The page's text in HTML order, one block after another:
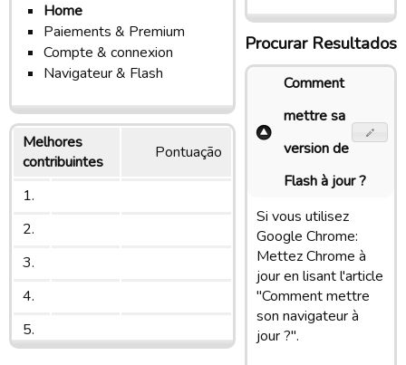
Home
Paiements & Premium
Compte & connexion
Navigateur & Flash
Melhores
contribuintes
Pontuação
1.
2.
3.
4.
5.
Procurar Resultados
Comment
mettre sa
version de
Flash à jour ?
Si vous utilisez
Google Chrome:
Mettez Chrome à
jour en lisant l'article
"Comment mettre
son navigateur à
jour ?".